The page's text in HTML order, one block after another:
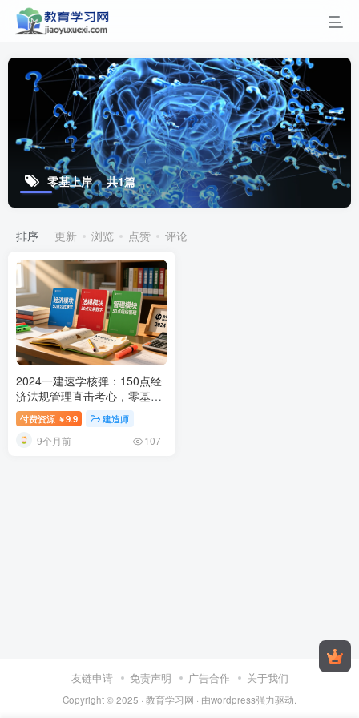
零基上岸 共1篇
排序 更新 浏览 点赞 评论
2024一建速学核弹：150点经
济法规管理直击考心，零基高
分上岸！2024一级建造师经济
法规管理强化速学50点详解：
高频考点记忆攻略
付费资源 ￥9.9 建造师
9个月前 107
友链申请 免责声明 广告合作 关于我们
Copyright © 2025 · 教育学习网 · 由wordpress强力驱动.